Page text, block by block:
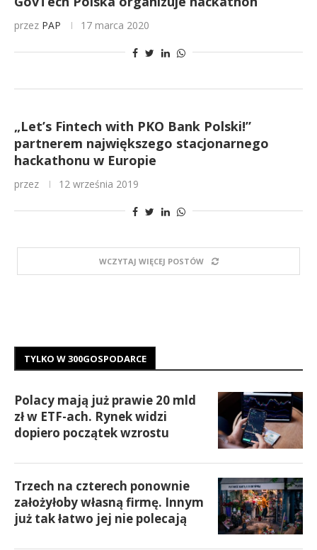
przez PAP 17 marca 2020
„Let’s Fintech with PKO Bank Polski!”
partnerem największego stacjonarnego
hackathonu w Europie
przez 12 września 2019
WCZYTAJ WIĘCEJ POSTÓW
TYLKO W 300GOSPODARCE
Polacy mają już prawie 20 mld
zł w ETF-ach. Rynek widzi
dopiero początek wzrostu
Trzech na czterech ponownie
założyłoby własną firmę. Innym
już tak łatwo jej nie polecają